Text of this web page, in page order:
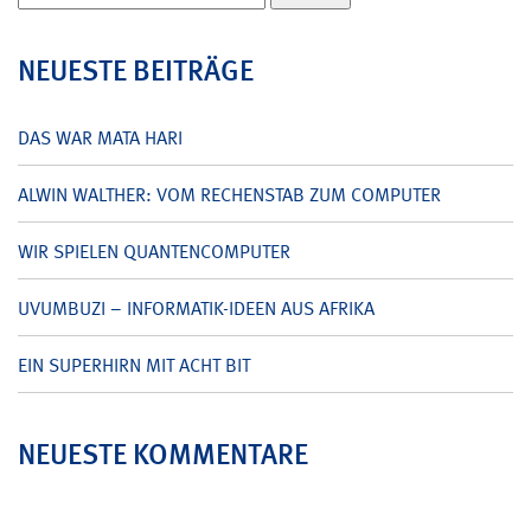
nach:
NEUESTE BEITRÄGE
DAS WAR MATA HARI
ALWIN WALTHER: VOM RECHENSTAB ZUM COMPUTER
WIR SPIELEN QUANTENCOMPUTER
UVUMBUZI – INFORMATIK-IDEEN AUS AFRIKA
EIN SUPERHIRN MIT ACHT BIT
NEUESTE KOMMENTARE